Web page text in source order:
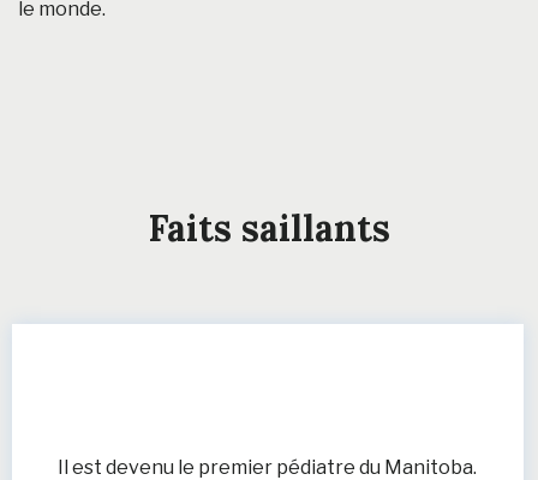
le monde.
Faits saillants
Il est devenu le premier pédiatre du Manitoba.